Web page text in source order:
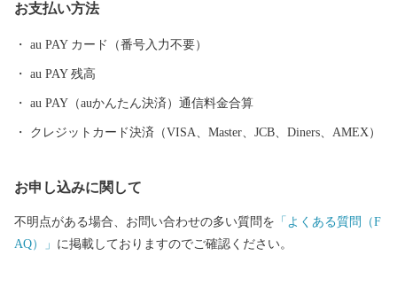
お支払い方法
au PAY カード（番号入力不要）
au PAY 残高
au PAY（auかんたん決済）通信料金合算
クレジットカード決済（VISA、Master、JCB、Diners、AMEX）
お申し込みに関して
不明点がある場合、お問い合わせの多い質問を 「よくある質問（F
AQ）」 に掲載しておりますのでご確認ください。